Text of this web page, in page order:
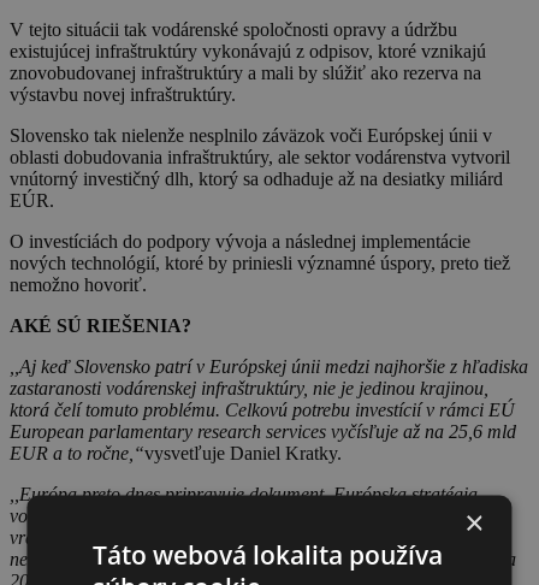
V tejto situácii tak vodárenské spoločnosti opravy a údržbu
existujúcej infraštruktúry vykonávajú z odpisov, ktoré vznikajú
znovobudovanej infraštruktúry a mali by slúžiť ako rezerva na
výstavbu novej infraštruktúry.
Slovensko tak nielenže nesplnilo záväzok voči Európskej únii v
oblasti dobudovania infraštruktúry, ale sektor vodárenstva vytvoril
vnútorný investičný dlh, ktorý sa odhaduje až na desiatky miliárd
EÚR.
O investíciách do podpory vývoja a následnej implementácie
nových technológií, ktoré by priniesli významné úspory, preto tiež
nemožno hovoriť.
AKÉ SÚ RIEŠENIA?
,,Aj keď Slovensko patrí v Európskej únii medzi najhoršie z hľadiska
zastaranosti vodárenskej infraštruktúry, nie je jedinou krajinou,
ktorá čelí tomuto problému. Celkovú potrebu investícií v rámci EÚ
European parlamentary research services vyčísľuje až na 25,6 mld
EUR a to ročne,“vysvetľuje Daniel Kratky.
,,Európa preto dnes pripravuje dokument, Európska stratégia
vodnej odolnosti, ktorý pripomienkovali odborníci z celej Európy,
vrátane Slovenska, a ktorý by mal definovať, ako čeliť hrozbe
nedostatku vody. Schválený by mohol byť už v druhej polovici roka
2025,“
pokračuje.
×
Táto webová lokalita používa